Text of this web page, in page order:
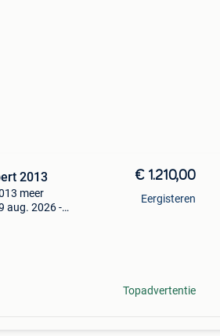
2013
meer
aug. 2026 -
€ 1.210,00
Eergisteren
Topadvertentie